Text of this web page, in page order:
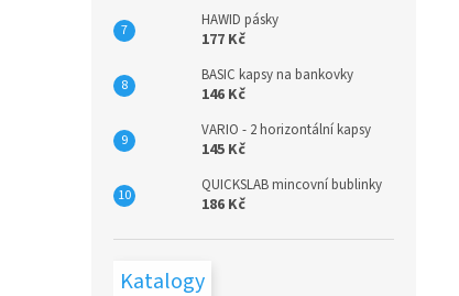
HAWID pásky
177 Kč
BASIC kapsy na bankovky
146 Kč
VARIO - 2 horizontální kapsy
145 Kč
QUICKSLAB mincovní bublinky
186 Kč
Katalogy